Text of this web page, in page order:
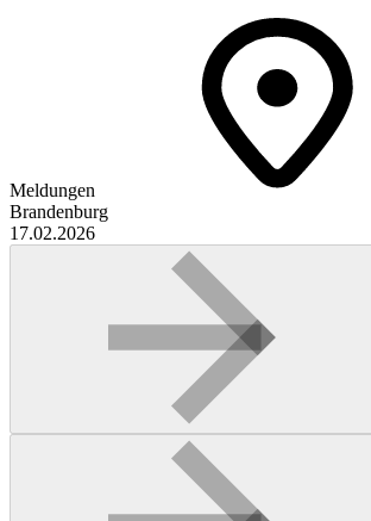
Meldungen
Brandenburg
17.02.2026